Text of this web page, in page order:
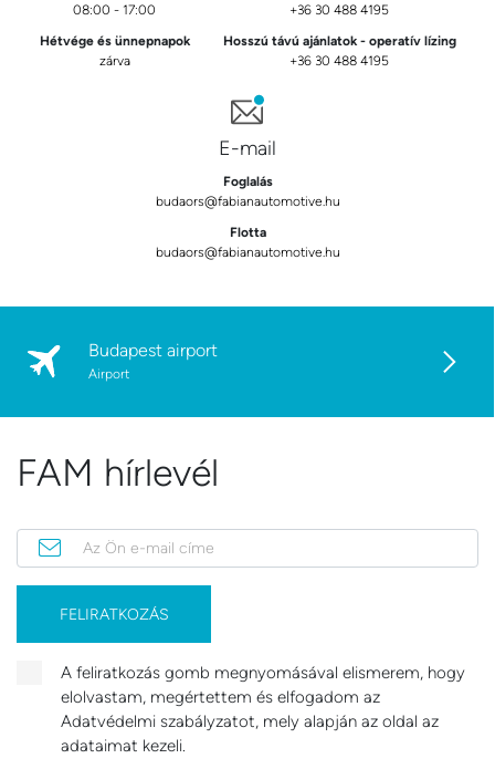
08:00 - 17:00
Hétvége és ünnepnapok
zárva
+36 30 488 4195
Hosszú távú ajánlatok - operatív lízing
+36 30 488 4195
E-mail
Foglalás
budaors@fabianautomotive.hu
Flotta
budaors@fabianautomotive.hu
Budapest airport
Airport
FAM hírlevél
Az Ön e-mail címe
FELIRATKOZÁS
A feliratkozás gomb megnyomásával elismerem, hogy
elolvastam, megértettem és elfogadom az
Adatvédelmi szabályzatot, mely alapján az oldal az
adataimat kezeli.